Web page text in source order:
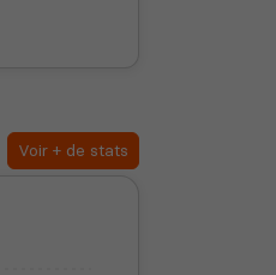
Voir + de stats